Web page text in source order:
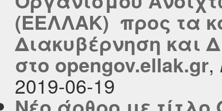
(ΕΕΛΛΑΚ) προς τα
Διακυβέρνηση και
στο opengov.ellak.gr,
2019-06-19